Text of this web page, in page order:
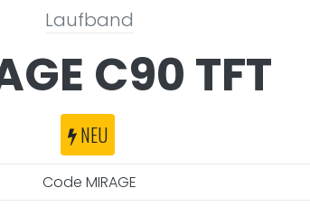
Laufband
C90 TFT
NEU
Code MIRAGE